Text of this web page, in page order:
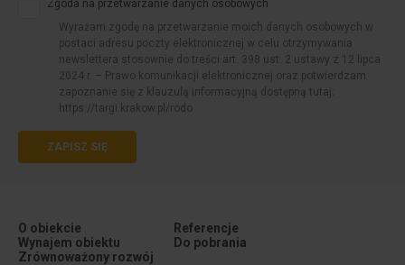
Zgoda na przetwarzanie danych osobowych
Wyrażam zgodę na przetwarzanie moich danych osobowych w
postaci adresu poczty elektronicznej w celu otrzymywania
newslettera stosownie do treści art. 398 ust. 2 ustawy z 12 lipca
2024 r. – Prawo komunikacji elektronicznej oraz potwierdzam
zapoznanie się z klauzulą informacyjną dostępną tutaj:
https://targi.krakow.pl/rodo
ZAPISZ SIĘ
O obiekcie
Referencje
Wynajem obiektu
Do pobrania
Zrównoważony rozwój